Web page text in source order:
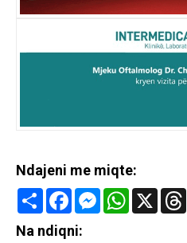
Ndajeni me miqte:
Share FacebookMessenger
WhatsApp
X
Na ndiqni: